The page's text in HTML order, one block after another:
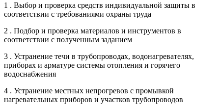
1 . Выбор и проверка средств индивидуальной защиты в
соответствии с требованиями охраны труда
2 . Подбор и проверка материалов и инструментов в
соответствии с полученным заданием
3 . Устранение течи в трубопроводах, водонагревателях,
приборах и арматуре системы отопления и горячего
водоснабжения
4 . Устранение местных непрогревов с промывкой
нагревательных приборов и участков трубопроводов